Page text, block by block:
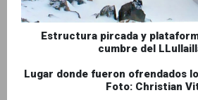
Estructura pircada y
cumbre del
Lugar donde fueron ofrendados
Foto: Christian